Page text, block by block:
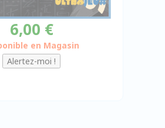
6,00 €
en Magasin